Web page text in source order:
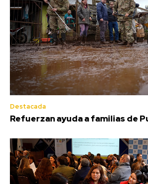
Destacada
Refuerzan ayuda a familias de